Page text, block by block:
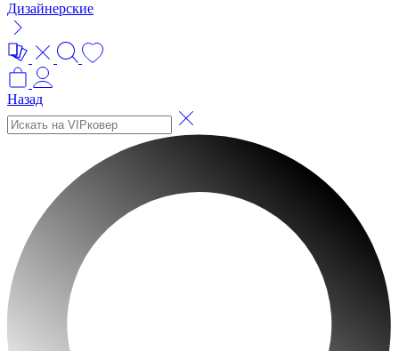
Дизайнерские
Назад